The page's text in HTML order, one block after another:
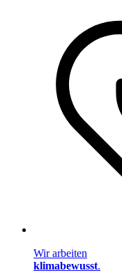
Wir arbeiten
klimabewusst.